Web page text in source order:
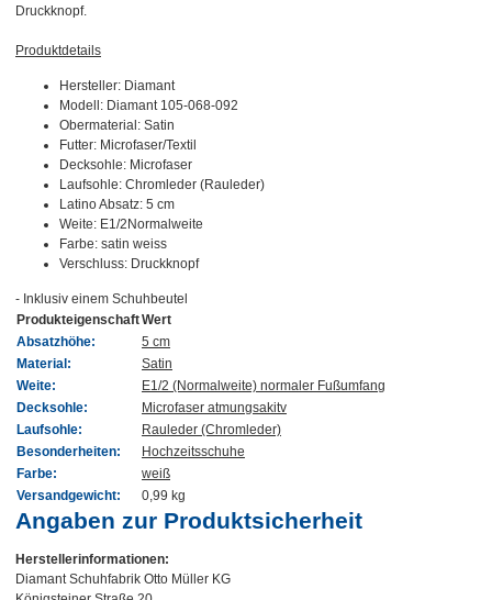
Druckknopf.
Produktdetails
Hersteller: Diamant
Modell: Diamant 105-068-092
Obermaterial: Satin
Futter: Microfaser/Textil
Decksohle: Microfaser
Laufsohle: Chromleder (Rauleder)
Latino Absatz: 5 cm
Weite: E1/2Normalweite
Farbe: satin weiss
Verschluss: Druckknopf
- Inklusiv einem Schuhbeutel
ProdukteigenschaftWert
Absatzhöhe:
5 cm
Material:
Satin
Weite:
E1/2 (Normalweite) normaler Fußumfang
Decksohle:
Microfaser atmungsakitv
Laufsohle:
Rauleder (Chromleder)
Besonderheiten:
Hochzeitsschuhe
Farbe:
weiß
Versandgewicht:
0,99 kg
Angaben zur Produktsicherheit
Herstellerinformationen:
Diamant Schuhfabrik Otto Müller KG